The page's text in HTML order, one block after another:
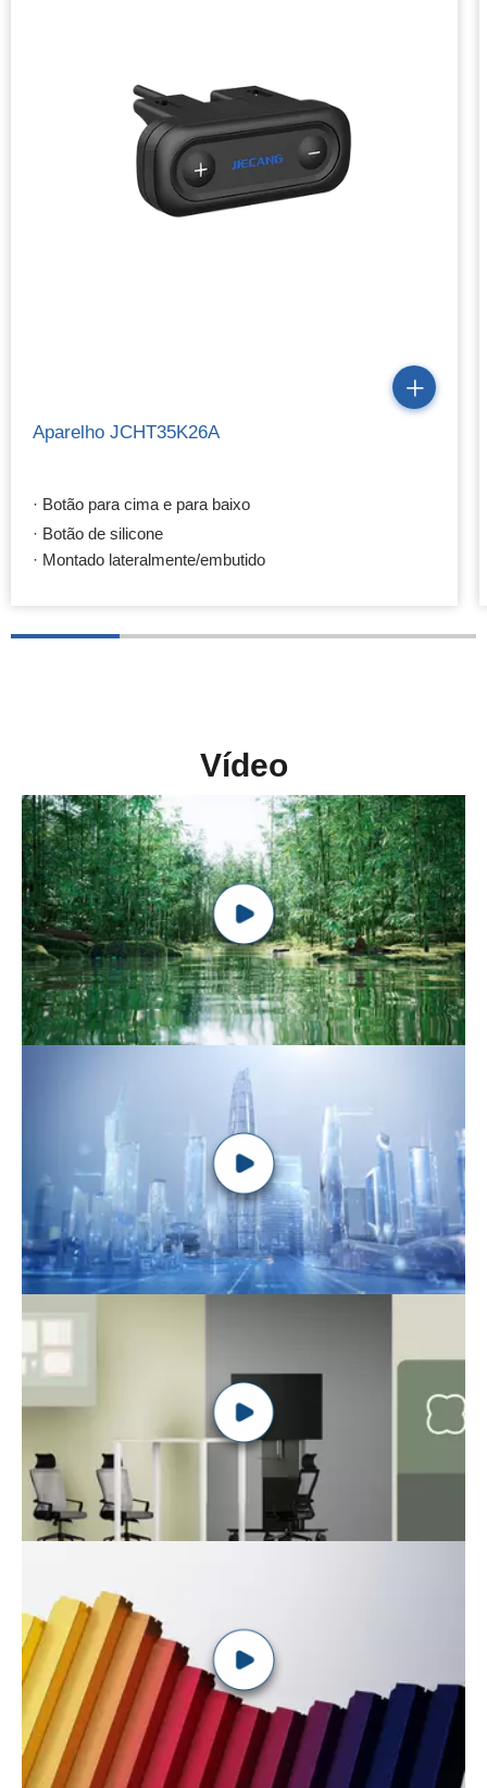
Aparelho JCHT35K26A
· Botão para cima e para baixo
· Botão de silicone
· Montado lateralmente/embutido
Vídeo